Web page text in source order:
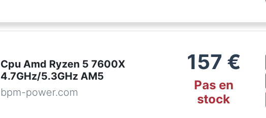
Cpu Amd Ryzen 5 7600X
4.7GHz/5.3GHz AM5
bpm-power.com
157 €
Pas en
stock